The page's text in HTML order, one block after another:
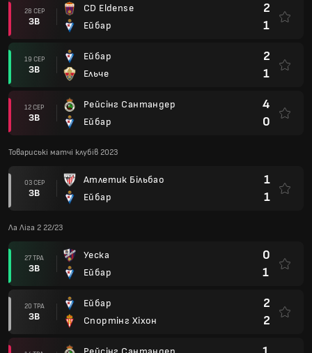
28 СЕР
ЗВ
CD Eldense
Ейбар
2
1
19 СЕР
ЗВ
Ейбар
Ельче
2
1
12 СЕР
ЗВ
Рейсінг Сантандер
Ейбар
4
0
Товариські матчі клубів 2023
03 СЕР
ЗВ
Атлетик Більбао
Ейбар
1
1
Ла Ліга 2 22/23
27 ТРА
ЗВ
Уеска
Ейбар
0
1
20 ТРА
ЗВ
Ейбар
Спортінг Хіхон
2
2